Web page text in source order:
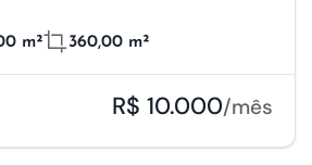
m² 360,00 m²
R$ 10.000/mês